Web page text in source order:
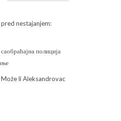
nestajanjem:
полиција
li Aleksandrovac